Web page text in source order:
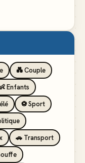
💑 Couple
Enfants
⚽ Sport
🚗 Transport